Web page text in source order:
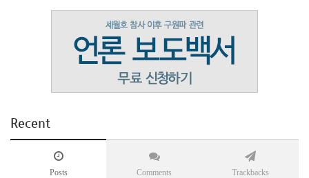
Recent
Posts Comments Trackbacks